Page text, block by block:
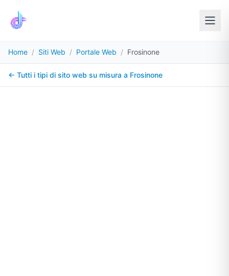
Home / Siti Web / Portale Web / Frosinone
← Tutti i tipi di sito web su misura a Frosinone